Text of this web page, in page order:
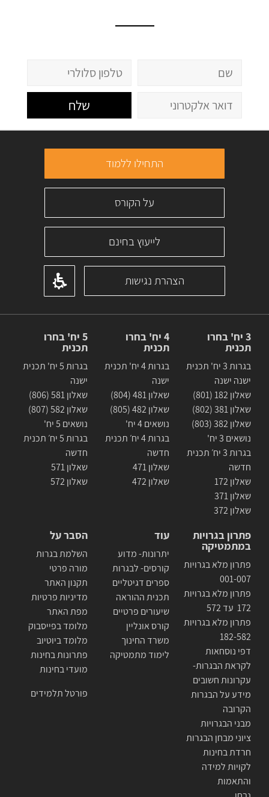
שלח
התחילו ללמוד
על הקורס
לייעוץ בחינם
הצהרת נגישות
3 יח' בחרו
תכנית
בגרות 3 יח' תכנית
ישנה ישנה
שאלון 182 (801)
שאלון 381 (802)
שאלון 382 (803)
נושאים 3 יח'
בגרות 3 יח׳ תכנית
חדשה
שאלון 172
שאלון 371
שאלון 372
4 יח' בחרו
תכנית
בגרות 4 יח' תכנית
ישנה
שאלון 481 (804)
שאלון 482 (805)
נושאים 4 יח'
בגרות 4 יח׳ תכנית
חדשה
שאלון 471
שאלון 472
5 יח' בחרו
תכנית
בגרות 5 יח' תכנית
ישנה
שאלון 581 (806)
שאלון 582 (807)
נושאים 5 יח'
בגרות 5 יח׳ תכנית
חדשה
שאלון 571
שאלון 572
פתרון בגרויות
במתמטיקה
פתרון מלא בגרויות
001-007
פתרון מלא בגרויות
172 עד 572
פתרון מלא בגרויות
182-582
דפי נוסחאות
לקראת הבגרות-
עקרונות חשובים
מידע על הבגרות
הקרובה
מבני הבגרויות
ציוני מבחן הבגרות
חרדת בחינות
לקויות למידה
והתאמות
עוד
יתרונות- מדוע
קורסים- לבגרות
ספרים דגיטליים
תכנית ההוראה
שיעורים פרטיים
קורס אונליין
משרד החינוך
לימוד מתמטיקה
הסבר על
השלמת בגרות
מורה פרטי
תקנון האתר
מדיניות פרטיות
מפת האתר
מלומד בפייסבוק
מלומד ביוטיוב
פתרונות בחינות
מועדי בחינות
פורטל תלמידים